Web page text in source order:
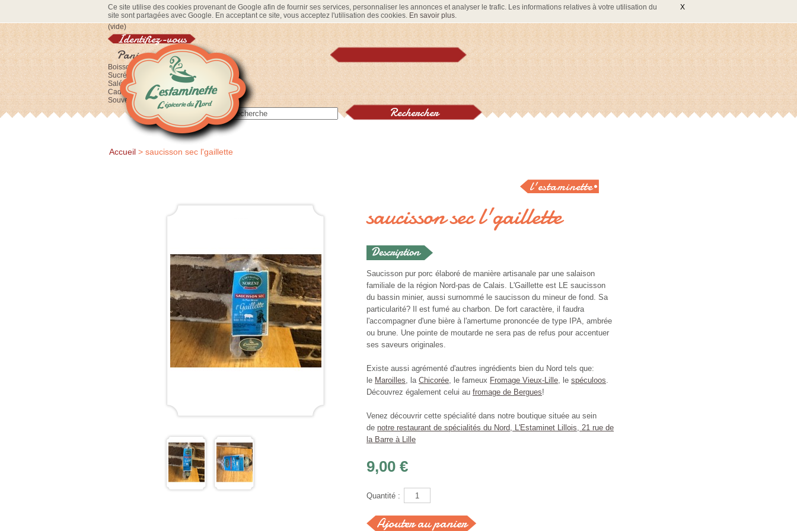
X
Ce site utilise des cookies provenant de Google afin de fournir ses services, personnaliser les annonces et analyser le trafic. Les informations relatives à votre utilisation du
site sont partagées avec Google. En acceptant ce site, vous acceptez l'utilisation des cookies. En savoir plus.
(vide)
Identifiez-vous
Panier
Boissons
Sucré
Salé
Cadeaux
Souvenirs
l'estaminette
Accueil > saucisson sec l'gaillette
saucisson sec l'gaillette
Saucisson pur porc élaboré de manière artisanale par une salaison
familiale de la région Nord-pas de Calais. L'Gaillette est LE saucisson
du bassin minier, aussi surnommé le saucisson du mineur de fond. Sa
particularité? Il est fumé au charbon. De fort caractère, il faudra
l'accompagner d'une bière à l'amertume prononcée de type IPA, ambrée
ou brune. Une pointe de moutarde ne sera pas de refus pour accentuer
ses saveurs originales.
Existe aussi agrémenté d'autres ingrédients bien du Nord tels que:
le Maroilles, la Chicorée, le fameux Fromage Vieux-Lille, le spéculoos.
Découvrez également celui au fromage de Bergues!
Venez découvrir cette spécialité dans notre boutique située au sein
de notre restaurant de spécialités du Nord, L'Estaminet Lillois, 21 rue de
la Barre à Lille
9,00 €
Quantité :